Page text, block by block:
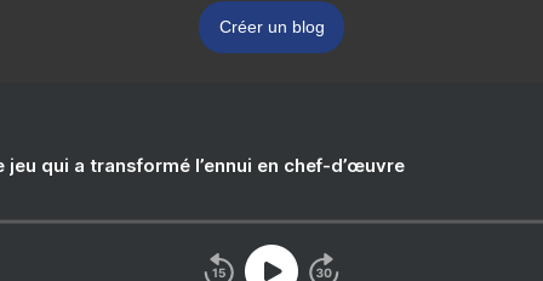
Créer un blog
jeu qui a transformé l’ennui en chef-d’œuvre